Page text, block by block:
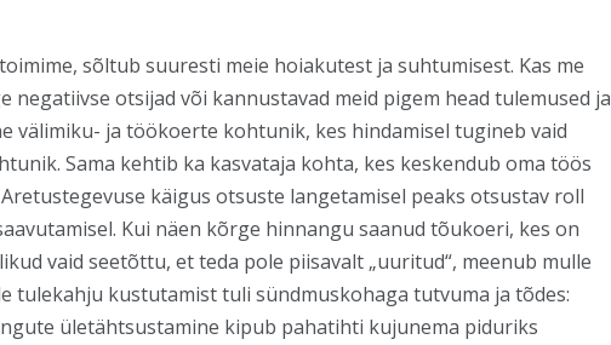
sõltub suuresti meie hoiakutest ja suhtumisest. Kas me
negatiivse otsijad või kannustavad meid pigem head tulemused ja
välimiku- ja töökoerte kohtunik, kes hindamisel tugineb vaid
Sama kehtib ka kasvataja kohta, kes keskendub oma töös
käigus otsuste langetamisel peaks otsustav roll
Kui näen kõrge hinnangu saanud tõukoeri, kes on
vaid seetõttu, et teda pole piisavalt „uuritud“, meenub mulle
tulekahju kustutamist tuli sündmuskohaga tutvuma ja tõdes:
ületähtsustamine kipub pahatihti kujunema piduriks